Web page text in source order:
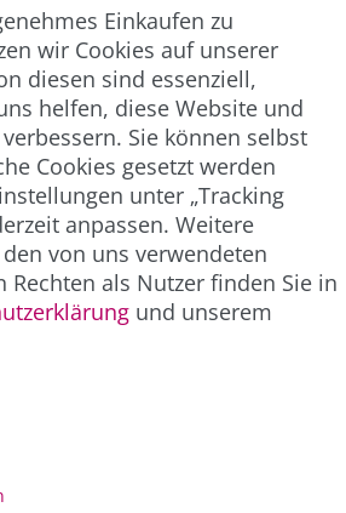
Abonnieren
handelt es sich um ein Pflichtfeld.
MwSt. zzgl.
Einkaufen zu
wir Cookies auf unserer
diesen sind essenziell,
helfen, diese Website und
Sie können selbst
Cookies gesetzt werden
unter „Tracking
anpassen. Weitere
von uns verwendeten
Rechten als Nutzer finden Sie in
und unserem